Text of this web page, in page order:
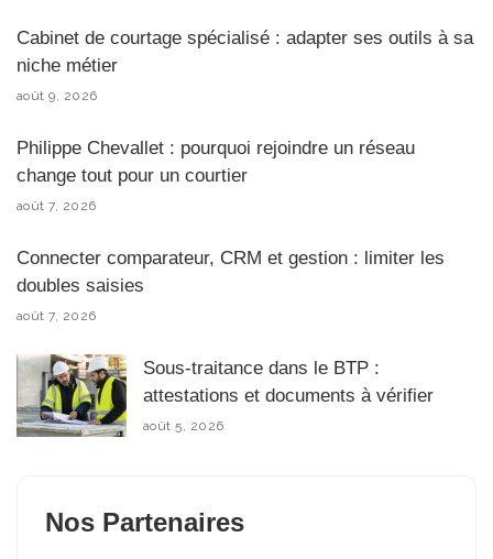
Cabinet de courtage spécialisé : adapter ses outils à sa
niche métier
août 9, 2026
Philippe Chevallet : pourquoi rejoindre un réseau
change tout pour un courtier
août 7, 2026
Connecter comparateur, CRM et gestion : limiter les
doubles saisies
août 7, 2026
Sous-traitance dans le BTP :
attestations et documents à vérifier
août 5, 2026
Nos Partenaires